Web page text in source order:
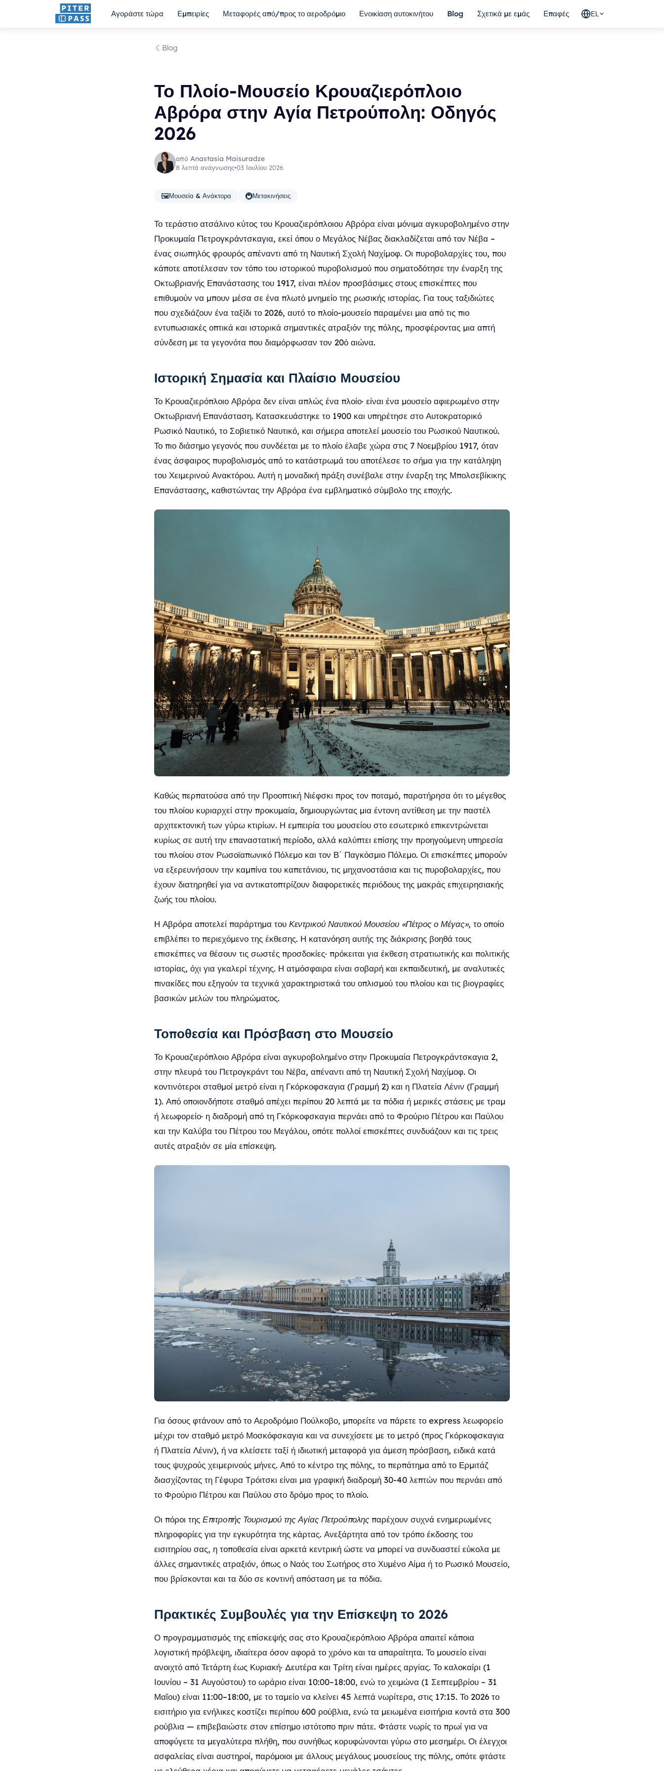
Αγοράστε τώρα Εμπειρίες Μεταφορές από/προς το αεροδρόμιο Ενοικίαση αυτοκινήτου Blog Σχετικά με εμάς Επαφές EL
Blog
Το Πλοίο-Μουσείο Κρουαζιερόπλοιο
Αβρόρα στην Αγία Πετρούπολη: Οδηγός
2026
από Anastasia Maisuradze
8 λεπτά ανάγνωσης•03 Ιουλίου 2026
🖼️Μουσεία & Ανάκτορα 🚇Μετακινήσεις
Το τεράστιο ατσάλινο κύτος του Κρουαζιερόπλοιου Αβρόρα είναι μόνιμα αγκυροβολημένο στην
Προκυμαία Πετρογκράντσκαγια, εκεί όπου ο Μεγάλος Νέβας διακλαδίζεται από τον Νέβα –
ένας σιωπηλός φρουρός απέναντι από τη Ναυτική Σχολή Ναχίμοφ. Οι πυροβολαρχίες του, που
κάποτε αποτέλεσαν τον τόπο του ιστορικού πυροβολισμού που σηματοδότησε την έναρξη της
Οκτωβριανής Επανάστασης του 1917, είναι πλέον προσβάσιμες στους επισκέπτες που
επιθυμούν να μπουν μέσα σε ένα πλωτό μνημείο της ρωσικής ιστορίας. Για τους ταξιδιώτες
που σχεδιάζουν ένα ταξίδι το 2026, αυτό το πλοίο-μουσείο παραμένει μια από τις πιο
εντυπωσιακές οπτικά και ιστορικά σημαντικές ατραξιόν της πόλης, προσφέροντας μια απτή
σύνδεση με τα γεγονότα που διαμόρφωσαν τον 20ό αιώνα.
Ιστορική Σημασία και Πλαίσιο Μουσείου
Το Κρουαζιερόπλοιο Αβρόρα δεν είναι απλώς ένα πλοίο· είναι ένα μουσείο αφιερωμένο στην
Οκτωβριανή Επανάσταση. Κατασκευάστηκε το 1900 και υπηρέτησε στο Αυτοκρατορικό
Ρωσικό Ναυτικό, το Σοβιετικό Ναυτικό, και σήμερα αποτελεί μουσείο του Ρωσικού Ναυτικού.
Το πιο διάσημο γεγονός που συνδέεται με το πλοίο έλαβε χώρα στις 7 Νοεμβρίου 1917, όταν
ένας άσφαιρος πυροβολισμός από το κατάστρωμά του αποτέλεσε το σήμα για την κατάληψη
του Χειμερινού Ανακτόρου. Αυτή η μοναδική πράξη συνέβαλε στην έναρξη της Μπολσεβίκικης
Επανάστασης, καθιστώντας την Αβρόρα ένα εμβληματικό σύμβολο της εποχής.
Καθώς περπατούσα από την Προοπτική Νιέφσκι προς τον ποταμό, παρατήρησα ότι το μέγεθος
του πλοίου κυριαρχεί στην προκυμαία, δημιουργώντας μια έντονη αντίθεση με την παστέλ
αρχιτεκτονική των γύρω κτιρίων. Η εμπειρία του μουσείου στο εσωτερικό επικεντρώνεται
κυρίως σε αυτή την επαναστατική περίοδο, αλλά καλύπτει επίσης την προηγούμενη υπηρεσία
του πλοίου στον Ρωσοϊαπωνικό Πόλεμο και τον Β΄ Παγκόσμιο Πόλεμο. Οι επισκέπτες μπορούν
να εξερευνήσουν την καμπίνα του καπετάνιου, τις μηχανοστάσια και τις πυροβολαρχίες, που
έχουν διατηρηθεί για να αντικατοπτρίζουν διαφορετικές περιόδους της μακράς επιχειρησιακής
ζωής του πλοίου.
Η Αβρόρα αποτελεί παράρτημα του Κεντρικού Ναυτικού Μουσείου «Πέτρος ο Μέγας», το οποίο
επιβλέπει το περιεχόμενο της έκθεσης. Η κατανόηση αυτής της διάκρισης βοηθά τους
επισκέπτες να θέσουν τις σωστές προσδοκίες· πρόκειται για έκθεση στρατιωτικής και πολιτικής
ιστορίας, όχι για γκαλερί τέχνης. Η ατμόσφαιρα είναι σοβαρή και εκπαιδευτική, με αναλυτικές
πινακίδες που εξηγούν τα τεχνικά χαρακτηριστικά του οπλισμού του πλοίου και τις βιογραφίες
βασικών μελών του πληρώματος.
Τοποθεσία και Πρόσβαση στο Μουσείο
Το Κρουαζιερόπλοιο Αβρόρα είναι αγκυροβολημένο στην Προκυμαία Πετρογκράντσκαγια 2,
στην πλευρά του Πετρογκράντ του Νέβα, απέναντι από τη Ναυτική Σχολή Ναχίμοφ. Οι
κοντινότεροι σταθμοί μετρό είναι η Γκόρκοφσκαγια (Γραμμή 2) και η Πλατεία Λένιν (Γραμμή
1). Από οποιονδήποτε σταθμό απέχει περίπου 20 λεπτά με τα πόδια ή μερικές στάσεις με τραμ
ή λεωφορείο· η διαδρομή από τη Γκόρκοφσκαγια περνάει από το Φρούριο Πέτρου και Παύλου
και την Καλύβα του Πέτρου του Μεγάλου, οπότε πολλοί επισκέπτες συνδυάζουν και τις τρεις
αυτές ατραξιόν σε μία επίσκεψη.
Για όσους φτάνουν από το Αεροδρόμιο Πούλκοβο, μπορείτε να πάρετε το express λεωφορείο
μέχρι τον σταθμό μετρό Μοσκόφσκαγια και να συνεχίσετε με το μετρό (προς Γκόρκοφσκαγια
ή Πλατεία Λένιν), ή να κλείσετε ταξί ή ιδιωτική μεταφορά για άμεση πρόσβαση, ειδικά κατά
τους ψυχρούς χειμερινούς μήνες. Από το κέντρο της πόλης, το περπάτημα από το Ερμιτάζ
διασχίζοντας τη Γέφυρα Τρόιτσκι είναι μια γραφική διαδρομή 30-40 λεπτών που περνάει από
το Φρούριο Πέτρου και Παύλου στο δρόμο προς το πλοίο.
Οι πόροι της Επιτροπής Τουρισμού της Αγίας Πετρούπολης παρέχουν συχνά ενημερωμένες
πληροφορίες για την εγκυρότητα της κάρτας. Ανεξάρτητα από τον τρόπο έκδοσης του
εισιτηρίου σας, η τοποθεσία είναι αρκετά κεντρική ώστε να μπορεί να συνδυαστεί εύκολα με
άλλες σημαντικές ατραξιόν, όπως ο Ναός του Σωτήρος στο Χυμένο Αίμα ή το Ρωσικό Μουσείο,
που βρίσκονται και τα δύο σε κοντινή απόσταση με τα πόδια.
Πρακτικές Συμβουλές για την Επίσκεψη το 2026
Ο προγραμματισμός της επίσκεψής σας στο Κρουαζιερόπλοιο Αβρόρα απαιτεί κάποια
λογιστική πρόβλεψη, ιδιαίτερα όσον αφορά το χρόνο και τα απαραίτητα. Το μουσείο είναι
ανοιχτό από Τετάρτη έως Κυριακή· Δευτέρα και Τρίτη είναι ημέρες αργίας. Το καλοκαίρι (1
Ιουνίου – 31 Αυγούστου) το ωράριο είναι 10:00–18:00, ενώ το χειμώνα (1 Σεπτεμβρίου – 31
Μαΐου) είναι 11:00–18:00, με το ταμείο να κλείνει 45 λεπτά νωρίτερα, στις 17:15. Το 2026 το
εισιτήριο για ενήλικες κοστίζει περίπου 600 ρούβλια, ενώ τα μειωμένα εισιτήρια κοντά στα 300
ρούβλια — επιβεβαιώστε στον επίσημο ιστότοπο πριν πάτε. Φτάστε νωρίς το πρωί για να
αποφύγετε τα μεγαλύτερα πλήθη, που συνήθως κορυφώνονται γύρω στο μεσημέρι. Οι έλεγχοι
ασφαλείας είναι αυστηροί, παρόμοιοι με άλλους μεγάλους μουσείους της πόλης, οπότε φτάστε